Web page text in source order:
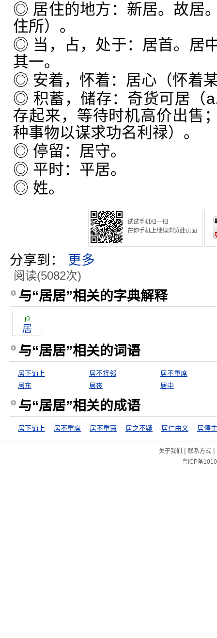
◎ 居住的地方：新居。故居
住所）。
◎ 当，占，处于：居首。居
其一。
◎ 安着，怀着：居心（怀着
◎ 积蓄，储存：奇货可居（
存起来，等待时机高价出售
种事物以谋求功名利禄）。
◎ 停留：居守。
◎ 平时：平居。
◎ 姓。
试试手机扫一扫
在你手机上继续浏览此页面
分享到： 更多
阅读(5082次)
与“居居”相关的字典解释
jū
居
与“居居”相关的词语
居下讪上 居不择邻
居不重席
居东
居丧 居中
与“居居”相关的成语
居下讪上 居不重席 居不重茵 居之不疑 居仁由义 居停
关于我们 | 联系方式|
粤ICP备